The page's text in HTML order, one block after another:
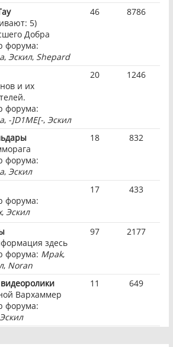
5)
Добра
форума:
, Эскил, Shepard
46 8786
и их
форума:
, -]D1ME[-, Эскил
20 1246
форума:
, Эскил
18 832
форума:
, Эскил
17 433
здесь
форума: Mpak,
, Noran
97 2177
Вархаммер
форума:
Эскил
11 649